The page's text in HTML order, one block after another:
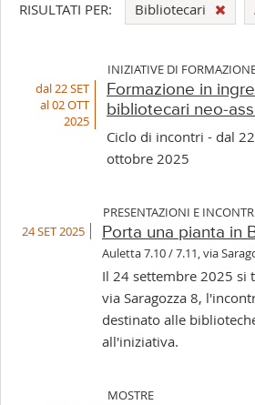
RISULTATI PER: Bibliotecari
INIZIATIVE DI
dal 22 SET
al 02 OTT
2025
Formazione in
bibliotecari neo-
Ciclo di incontri - dal
ottobre 2025
PRESENTAZIONI E
24 SET 2025
Porta una pianta in
Auletta 7.10 / 7.11, via
Il 24 settembre 2025 si
via Saragozza 8,
destinato alle
all'iniziativa.
MOSTRE